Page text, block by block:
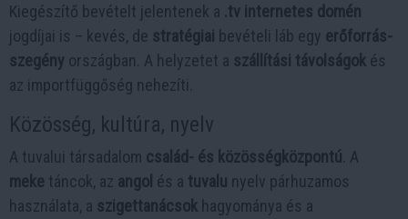
Kiegészítő bevételt jelentenek a .tv internetes domén
jogdíjai is – kevés, de stratégiai bevételi láb egy erőforrás-
szegény országban. A helyzetet a szállítási távolságok és
az importfüggőség nehezíti.
Közösség, kultúra, nyelv
A tuvalui társadalom család- és közösségközpontú . A
meke táncok, az angol és a tuvalu nyelv párhuzamos
használata, a szigettanácsok hagyománya és a